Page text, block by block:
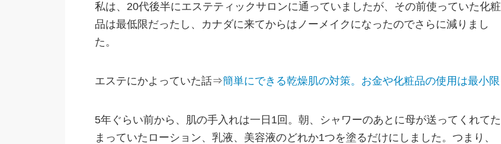
私は、20代後半にエステティックサロンに通っていましたが、その前使っていた化粧
品は最低限だったし、カナダに来てからはノーメイクになったのでさらに減りまし
た。
エステにかよっていた話⇒簡単にできる乾燥肌の対策。お金や化粧品の使用は最小限
5年ぐらい前から、肌の手入れは一日1回。朝、シャワーのあとに母が送ってくれてた
まっていたローション、乳液、美容液のどれか1つを塗るだけにしました。つまり、